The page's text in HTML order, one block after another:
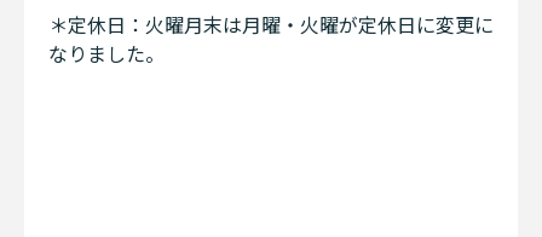
＊定休日：火曜月末は月曜・火曜が定休日に変更に
なりました。